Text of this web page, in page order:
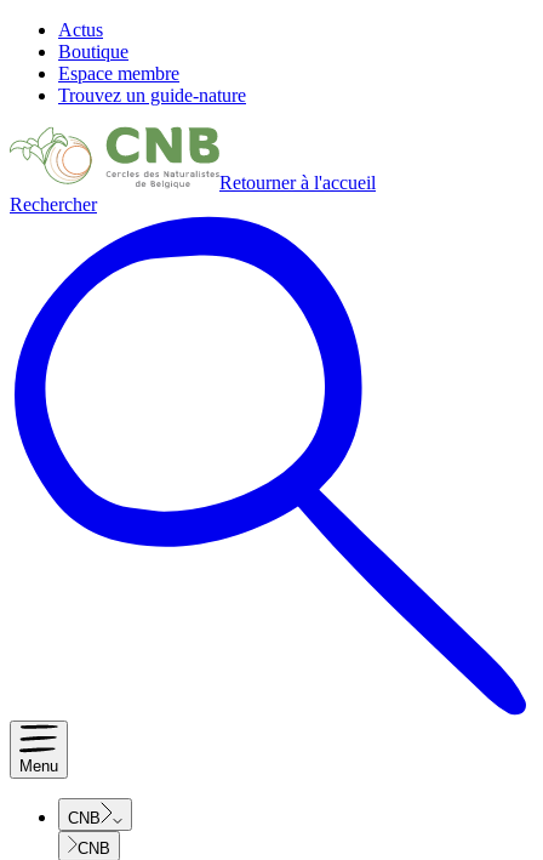
Actus
Boutique
Espace membre
Trouvez un guide-nature
Retourner à l'accueil
Rechercher
Menu
CNB
CNB